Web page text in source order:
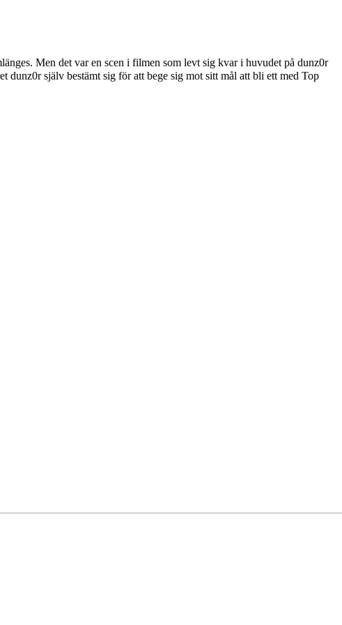
Men det var en scen i filmen som levt sig kvar i huvudet på dunz0r
dunz0r själv bestämt sig för att bege sig mot sitt mål att bli ett med Top